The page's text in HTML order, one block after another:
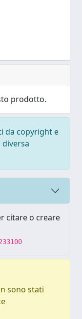
prodotto.
da copyright e
citare o creare
sono stati